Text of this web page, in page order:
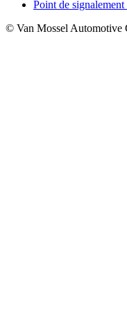
Point de signalement
© Van Mossel Automotive